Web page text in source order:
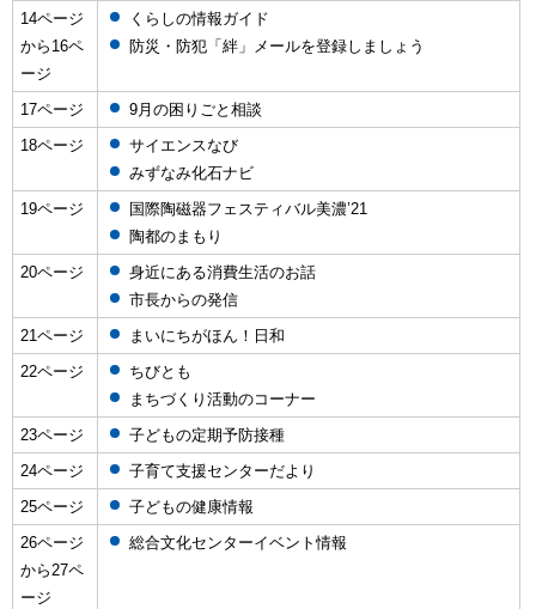
14ページ
から16ペ
ージ
くらしの情報ガイド
防災・防犯「絆」メールを登録しましょう
17ページ
9月の困りごと相談
18ページ
サイエンスなび
みずなみ化石ナビ
19ページ
国際陶磁器フェスティバル美濃’21
陶都のまもり
20ページ
身近にある消費生活のお話
市長からの発信
21ページ
まいにちがほん！日和
22ページ
ちびとも
まちづくり活動のコーナー
23ページ
子どもの定期予防接種
24ページ
子育て支援センターだより
25ページ
子どもの健康情報
26ページ
から27ペ
ージ
総合文化センターイベント情報